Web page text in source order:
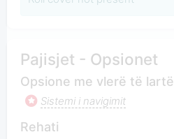
Pajisjet - Opsionet
Opsione me vlerë të lartë
Sistemi i navigimit
Rehati